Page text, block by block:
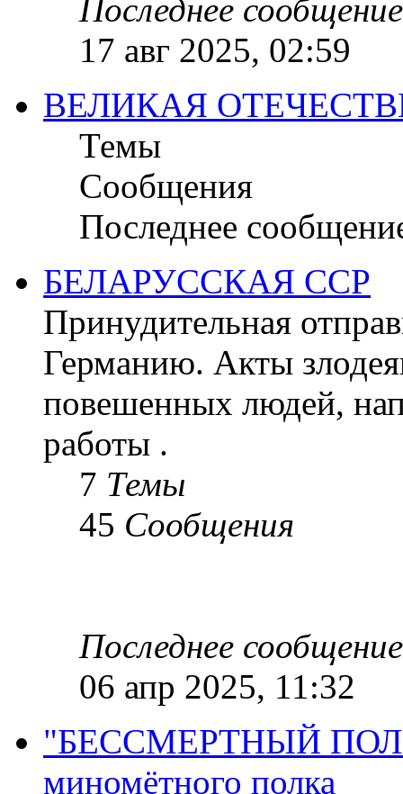
Последнее сообщение
17 авг 2025, 02:59
ВЕЛИКАЯ
Темы
Сообщения
Последнее
БЕЛАРУССКАЯ ССР
Принудительная
Германию. Акты
повешенных людей,
работы .
7 Темы
45 Сообщения
Последнее сообщение
06 апр 2025, 11:32
"БЕССМЕРТНЫЙ ПОЛК
миномётного полка